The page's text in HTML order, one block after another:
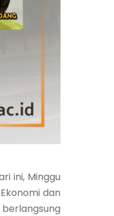
ini, Minggu
dan
berlangsung